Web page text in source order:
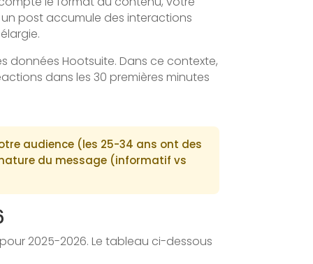
post accumule des interactions
données Hootsuite. Dans ce contexte,
dans les 30 premières minutes
audience (les 25-34 ans ont des
du message (informatif vs
2025-2026. Le tableau ci-dessous